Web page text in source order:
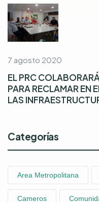
7 agosto 2020
EL PRC
PARA RECLAMAR EN
LAS
Categorías
Area Metropolitana
Cameros